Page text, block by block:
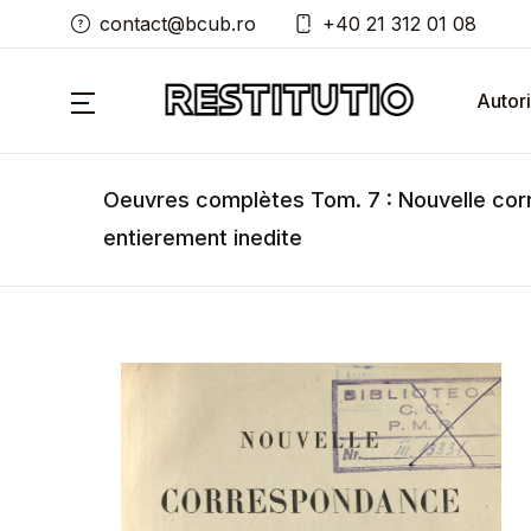
contact@bcub.ro +40 21 312 01 08
Autori
Oeuvres complètes Tom. 7 : Nouvelle
entierement inedite